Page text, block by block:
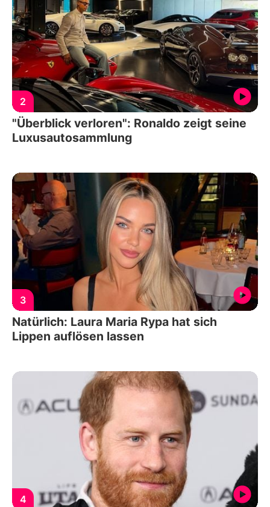
2
"Überblick verloren": Ronaldo zeigt seine
Luxusautosammlung
3
Natürlich: Laura Maria Rypa hat sich
Lippen auflösen lassen
4